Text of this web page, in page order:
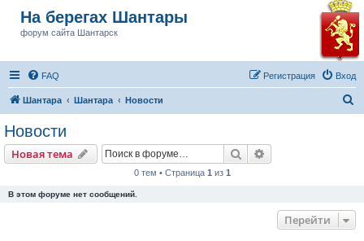
На берегах Шантары
форум сайта Шантарск
FAQ Вход
Регистрация
Шантара Шантара Новости
Новости
Новая тема Поиск
0 тем • Страница 1 из 1
В этом форуме нет сообщений.
Перейти